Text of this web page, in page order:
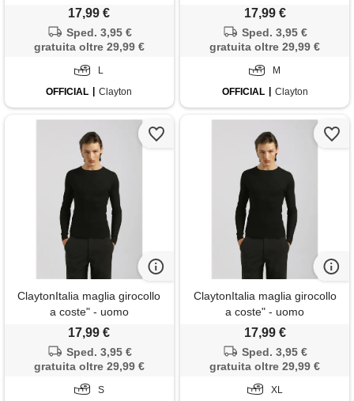
17,99 €
Sped. 3,95 €
gratuita oltre 29,99 €
L
OFFICIAL
Clayton
17,99 €
Sped. 3,95 €
gratuita oltre 29,99 €
M
OFFICIAL
Clayton
ClaytonItalia maglia girocollo
a coste" - uomo
17,99 €
Sped. 3,95 €
gratuita oltre 29,99 €
S
ClaytonItalia maglia girocollo
a coste" - uomo
17,99 €
Sped. 3,95 €
gratuita oltre 29,99 €
XL